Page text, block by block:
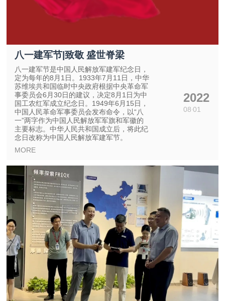
八一建军节|致敬 盛世脊梁
八一建军节是中国人民解放军建军纪念日，
定为每年的8月1日。1933年7月11日，中华
苏维埃共和国临时中央政府根据中央革命军
事委员会6月30日的建议，决定8月1日为中
国工农红军成立纪念日。1949年6月15日，
中国人民革命军事委员会发布命令，以“八
一”两字作为中国人民解放军军旗和军徽的
主要标志。中华人民共和国成立后，将此纪
念日改称为中国人民解放军建军节。
MORE
2022
08 01